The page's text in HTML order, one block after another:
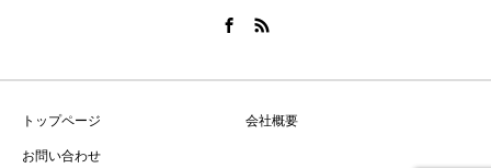
トップページ 会社概要
お問い合わせ